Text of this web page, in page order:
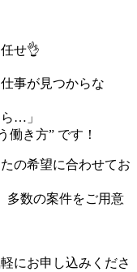
せ👌
事が見つからな
…」
働き方” です！
の希望に合わせてお
多数の案件をご用意
にお申し込みくださ